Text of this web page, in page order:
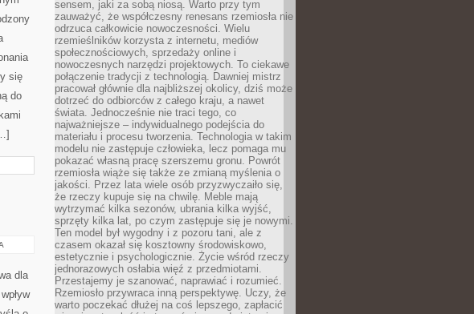
się
do
dla
sensem, jaki za sobą niosą. Warto przy tym
zauważyć, że współczesny renesans rzemiosła nie
odrzuca całkowicie nowoczesności. Wielu
rzemieślników korzysta z internetu, mediów
społecznościowych, sprzedaży online i
nowoczesnych narzędzi projektowych. To ciekawe
połączenie tradycji z technologią. Dawniej mistrz
pracował głównie dla najbliższej okolicy, dziś może
dotrzeć do odbiorców z całego kraju, a nawet
świata. Jednocześnie nie traci tego, co
najważniejsze – indywidualnego podejścia do
materiału i procesu tworzenia. Technologia w takim
modelu nie zastępuje człowieka, lecz pomaga mu
pokazać własną pracę szerszemu gronu. Powrót
rzemiosła wiąże się także ze zmianą myślenia o
jakości. Przez lata wiele osób przyzwyczaiło się,
że rzeczy kupuje się na chwilę. Meble mają
wytrzymać kilka sezonów, ubrania kilka wyjść,
sprzęty kilka lat, po czym zastępuje się je nowymi.
Ten model był wygodny i z pozoru tani, ale z
czasem okazał się kosztowny środowiskowo,
estetycznie i psychologicznie. Życie wśród rzeczy
jednorazowych osłabia więź z przedmiotami.
Przestajemy je szanować, naprawiać i rozumieć.
Rzemiosło przywraca inną perspektywę. Uczy, że
warto poczekać dłużej na coś lepszego, zapłacić